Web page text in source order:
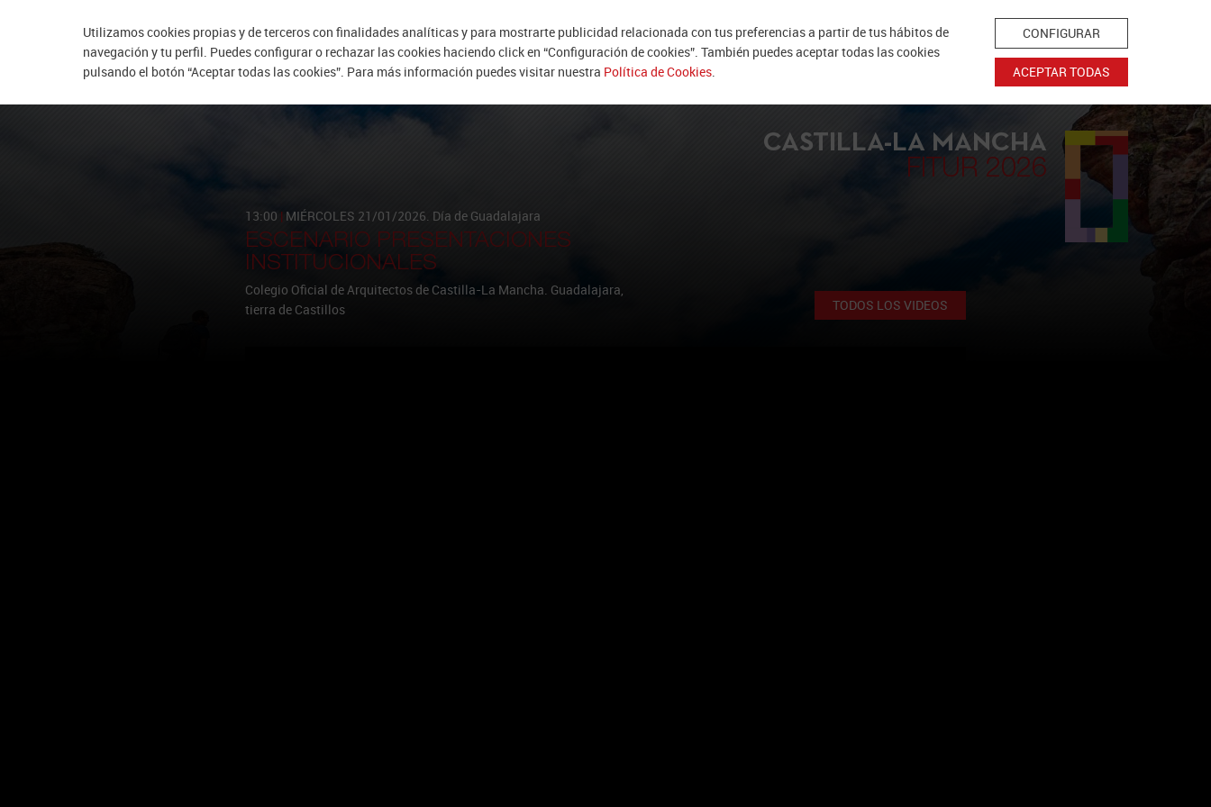
Turismo Castilla-La Mancha
CASTILLA-LA MANCHA
FITUR 2026
13:00 | MIÉRCOLES 21/01/2026. Día de Guadalajara
ESCENARIO PRESENTACIONES
INSTITUCIONALES
Colegio Oficial de Arquitectos de Castilla-La Mancha. Guadalajara,
tierra de Castillos
TODOS LOS VIDEOS
Utilizamos cookies propias y de terceros con finalidades analíticas y para mostrarte publicidad relacionada con tus preferencias a partir de tus hábitos de
navegación y tu perfil. Puedes configurar o rechazar las cookies haciendo click en “Configuración de cookies”. También puedes aceptar todas las cookies
pulsando el botón “Aceptar todas las cookies”. Para más información puedes visitar nuestra Política de Cookies.
CONFIGURAR
ACEPTAR TODAS